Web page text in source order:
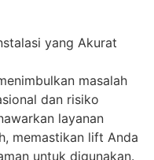
yang Akurat
masalah
dan risiko
layanan
memastikan lift Anda
untuk digunakan.